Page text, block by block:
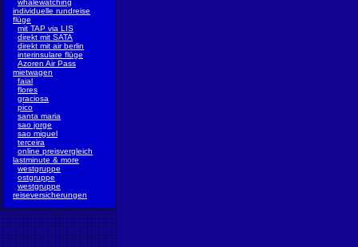
whalewatching
individuelle rundreise
flüge
mit TAP via LIS
direkt mit SATA
direkt mit air berlin
interinsulare flüge
Azoren Air Pass
mietwagen
faial
flores
graciosa
pico
santa maria
sao jorge
sao miguel
terceira
online preisvergleich
lastminute & more
westgruppe
ostgruppe
westgruppe
reiseversicherungen